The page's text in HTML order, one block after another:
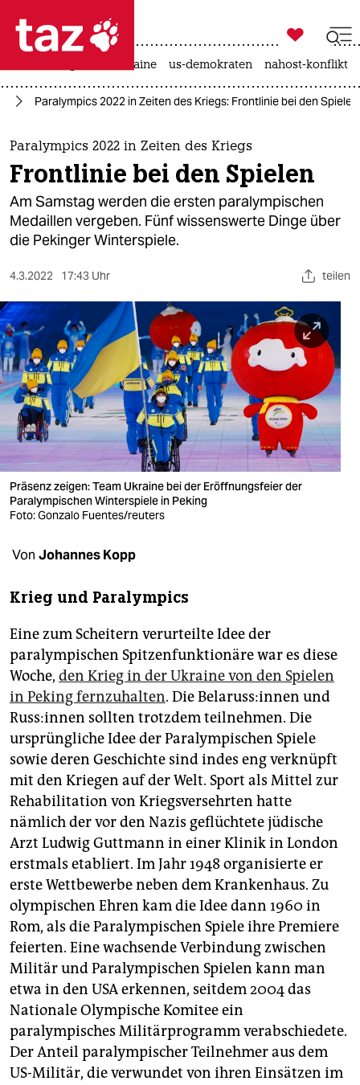
 taz zahl ich
taz zahl ich
themen
politik
öko
gesellschaft
sport
berlin
nord
wahrheit
verlag
verlag
shop
fragen & hilfe
unterstützen
abo
genossenschaft
epaper login

taz zahl ich
krieg in der ukraine us-demokraten nahost-konflikt
Paralympics 2022 in Zeiten des Kriegs: Frontlinie bei den Spielen
Paralympics 2022 in Zeiten des Kriegs
Frontlinie bei den Spielen
Am Samstag werden die ersten paralympischen
Medaillen vergeben. Fünf wissenswerte Dinge über
die Pekinger Winterspiele.
4.3.2022 17:43 Uhr teilen
Präsenz zeigen: Team Ukraine bei der Eröffnungsfeier der
Paralympischen Winterspiele in Peking
Foto: Gonzalo Fuentes/reuters
Von Johannes Kopp
Krieg und Paralympics
Eine zum Scheitern verurteilte Idee der
paralympischen Spitzenfunktionäre war es diese
Woche, den Krieg in der Ukraine von den Spielen
in Peking fernzuhalten. Die Be­la­rus­s:in­nen und
Rus­s:in­nen sollten trotzdem teilnehmen. Die
ursprüngliche Idee der Paralympischen Spiele
sowie deren Geschichte sind indes eng verknüpft
mit den Kriegen auf der Welt. Sport als Mittel zur
Rehabilitation von Kriegsversehrten hatte
nämlich der vor den Nazis geflüchtete jüdische
Arzt Ludwig Guttmann in einer Klinik in London
erstmals etabliert. Im Jahr 1948 organisierte er
erste Wettbewerbe neben dem Krankenhaus. Zu
olympischen Ehren kam die Idee dann 1960 in
Rom, als die Paralympischen Spiele ihre Premiere
feierten. Eine wachsende Verbindung zwischen
Militär und Paralympischen Spielen kann man
etwa in den USA erkennen, seitdem 2004 das
Nationale Olympische Komitee ein
paralympisches Militärprogramm verabschiedete.
Der Anteil paralympischer Teilnehmer aus dem
US-Militär, die verwundet von ihren Einsätzen im